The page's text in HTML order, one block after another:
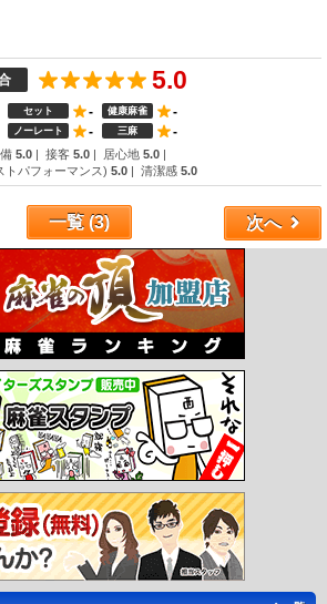
5.0
セット - 健康麻雀 -
ノーレート - 三麻 -
5.0 | 接客 5.0 | 居心地 5.0 |
トパフォーマンス) 5.0 | 清潔感 5.0
一覧 (3) 次へ